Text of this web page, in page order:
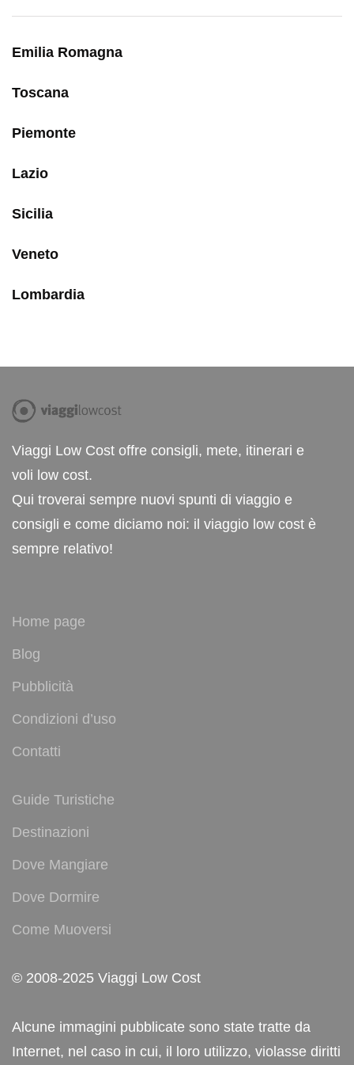
Emilia Romagna
Toscana
Piemonte
Lazio
Sicilia
Veneto
Lombardia
Viaggi Low Cost offre consigli, mete, itinerari e
voli low cost.
Qui troverai sempre nuovi spunti di viaggio e
consigli e come diciamo noi: il viaggio low cost è
sempre relativo!
Home page
Blog
Pubblicità
Condizioni d’uso
Contatti
Guide Turistiche
Destinazioni
Dove Mangiare
Dove Dormire
Come Muoversi
© 2008-2025 Viaggi Low Cost
Alcune immagini pubblicate sono state tratte da
Internet, nel caso in cui, il loro utilizzo, violasse diritti